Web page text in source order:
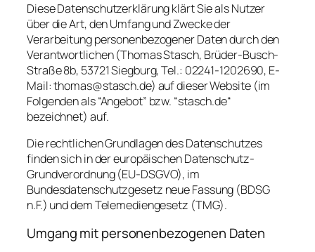
Diese Datenschutzerklärung klärt Sie als Nutzer
über die Art, den Umfang und Zwecke der
Verarbeitung personenbezogener Daten durch den
Verantwortlichen (Thomas Stasch, Brüder-Busch-
Straße 8b, 53721 Siegburg, Tel.: 02241-1202690, E-
Mail: thomas@stasch.de) auf dieser Website (im
Folgenden als “Angebot” bzw. “stasch.de“
bezeichnet) auf.
Die rechtlichen Grundlagen des Datenschutzes
finden sich in der europäischen Datenschutz-
Grundverordnung (EU-DSGVO), im
Bundesdatenschutzgesetz neue Fassung (BDSG
n.F.) und dem Telemediengesetz (TMG).
Umgang mit personenbezogenen Daten